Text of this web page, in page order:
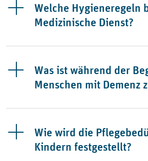
Welche Hygieneregeln
Medizinische Dienst?
Was ist während der
Menschen mit Demenz
Wie wird die
Kindern festgestellt?